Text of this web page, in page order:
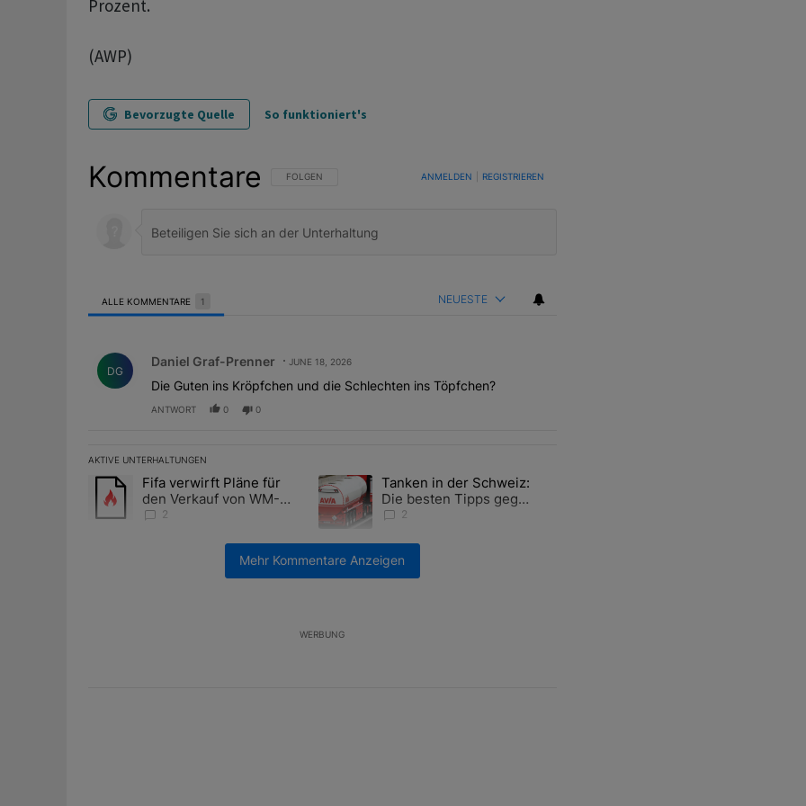
Prozent.
(AWP)
Bevorzugte Quelle So funktioniert's
Mehr Kommentare Anzeigen
Kommentare FOLGE DIESER UNTERHALTUNG, UM BENACHRICHTIGT ZU WERDEN, WENN NEUE KOMMENTARE VERÖFFENTLICHT
FOLGEN ANMELDEN REGISTRIEREN
ALLE KOMMENTARE 1 NEUESTE
DG
Daniel Graf-Prenner JUNE 18, 2026
Die Guten ins Kröpfchen und die Schlechten ins Töpfchen?
ANTWORT 0 0
AKTIVE UNTERHALTUNGEN
Das Folgende ist eine Liste der am meisten kommentierten Artikel der letzten 7 days.
Ein Trendartikel mit dem Titel "Fifa verwirft Pläne für den Verkauf von WM-Anteilen" mit 2 kommentare.
Fifa verwirft Pläne für
den Verkauf von WM-
Anteilen
2
Ein Trendartikel mit dem Titel "Tanken in der Schweiz: Die besten Tipps gegen
Tanken in der Schweiz:
Die besten Tipps gegen
teuren Sprit
2
WERBUNG